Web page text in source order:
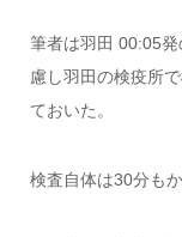
筆者は羽田 00:05
慮し羽田の検疫所
ておいた。
検査自体は30分も